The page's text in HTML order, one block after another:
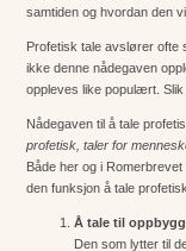
samtiden og hvordan den
Profetisk tale avslører ofte
ikke denne nådegaven
oppleves like populært. Slik
Nådegaven til å tale
profetisk, taler for
Både her og i
den funksjon å tale
Å tale til
Den som lytter til